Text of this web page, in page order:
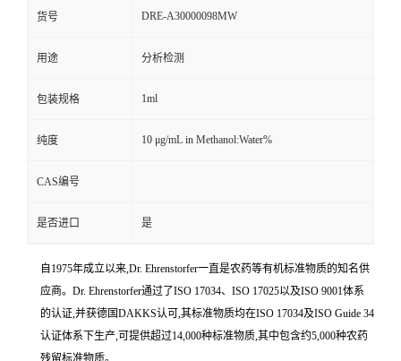
货号 DRE-A30000098MW
用途 分析检测
包装规格 1ml
纯度 10 μg/mL in Methanol:Water%
CAS编号
是否进口 是
自1975年成立以来,Dr. Ehrenstorfer一直是农药等有机标准物质的知名供
应商。Dr. Ehrenstorfer通过了ISO 17034、ISO 17025以及ISO 9001体系
的认证,并获德国DAKKS认可,其标准物质均在ISO 17034及ISO Guide 34
认证体系下生产,可提供超过14,000种标准物质,其中包含约5,000种农药
残留标准物质。